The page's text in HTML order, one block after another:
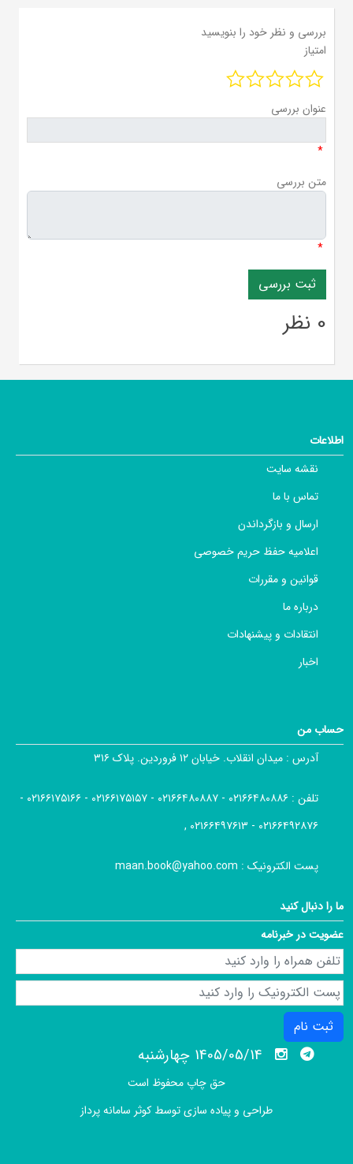
بررسی و نظر خود را بنویسید
امتیاز
عنوان بررسی
*
متن بررسی
*
0 نظر
اطلاعات
نقشه سایت
تماس با ما
ارسال و بازگرداندن
اعلامیه حفظ حریم خصوصی
قوانین و مقررات
درباره ما
انتقادات و پیشنهادات
اخبار
حساب من
آدرس : میدان انقلاب. خیابان ۱۲ فروردین. پلاک ۳۱۶
تلفن :
۰۲۱۶۶۴۸۰۸۸۶ - ۰۲۱۶۶۴۸۰۸۸۷ - ۰۲۱۶۶۱۷۵۱۵۷ - ۰۲۱۶۶۱۷۵۱۶۶ -
۰۲۱۶۶۴۹۲۸۷۶ - ۰۲۱۶۶۴۹۷۶۱۳ ,
پست الکترونیک : maan.book@yahoo.com
ما را دنبال کنید
عضویت در خبرنامه
ثبت نام
1405/05/14 چهارشنبه
حق چاپ محفوظ است
طراحی و پیاده سازی توسط کوثر سامانه پرداز